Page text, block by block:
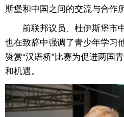
斯堡和中国之间的交流与合作
前联邦议员、杜伊斯堡市中
也在致辞中强调了青少年学习
赞赏“汉语桥”比赛为促进两国
和机遇。